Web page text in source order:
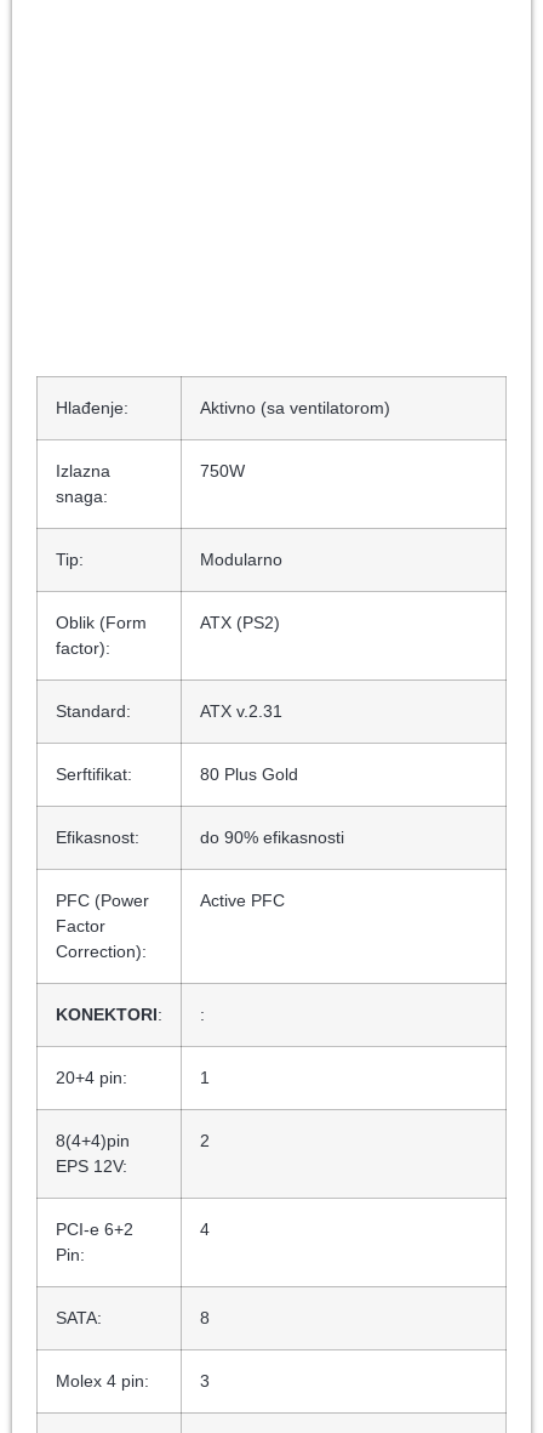
Hlađenje: Aktivno (sa ventilatorom)
Izlazna
snaga:
750W
Tip: Modularno
Oblik (Form
factor):
ATX (PS2)
Standard: ATX v.2.31
Serftifikat: 80 Plus Gold
Efikasnost: do 90% efikasnosti
PFC (Power
Factor
Correction):
Active PFC
KONEKTORI: :
20+4 pin: 1
8(4+4)pin
EPS 12V:
2
PCI-e 6+2
Pin:
4
SATA: 8
Molex 4 pin: 3